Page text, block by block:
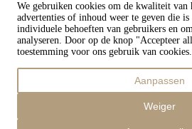
We gebruiken cookies om de kwaliteit van
advertenties of inhoud weer te geven die is
individuele behoeften van gebruikers en
analyseren. Door op de knop "Accepteer
toestemming voor ons gebruik van cookies.
Aanpassen
Weiger
Winkelwagen
0,00
0,00